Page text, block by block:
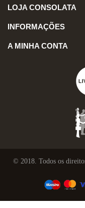
LOJA CONSOLATA
INFORMAÇÕES
A MINHA CONTA
© 2018. Todos os